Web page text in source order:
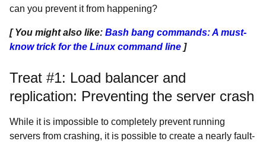
can you prevent it from happening?
[ You might also like: Bash bang commands: A must-
know trick for the Linux command line ]
Treat #1: Load balancer and
replication: Preventing the server crash
While it is impossible to completely prevent running
servers from crashing, it is possible to create a nearly fault-